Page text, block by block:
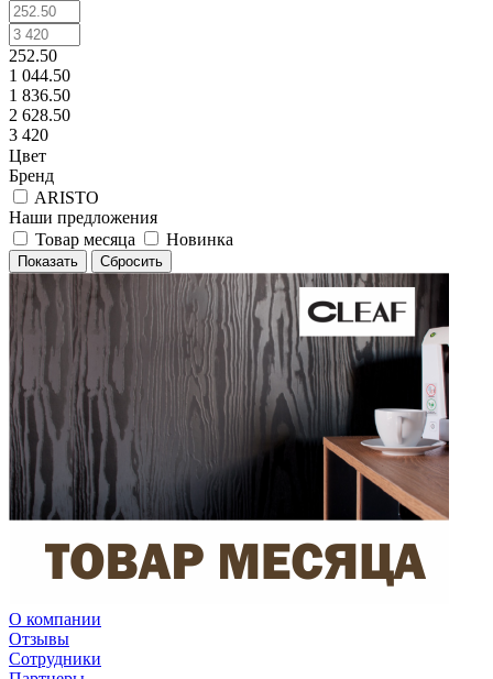
252.50
1 044.50
1 836.50
2 628.50
3 420
Цвет
Бренд
ARISTO
Наши предложения
Товар месяца
Новинка
Сбросить
О компании
Отзывы
Сотрудники